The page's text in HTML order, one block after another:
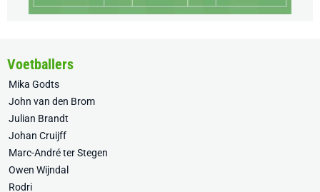
Voetballers
Mika Godts
John van den Brom
Julian Brandt
Johan Cruijff
Marc-André ter Stegen
Owen Wijndal
Rodri